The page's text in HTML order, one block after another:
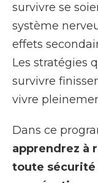
survivre se
système
effets
Les stratégies
survivre
vivre
Dans ce
apprendrez à
toute sécurité